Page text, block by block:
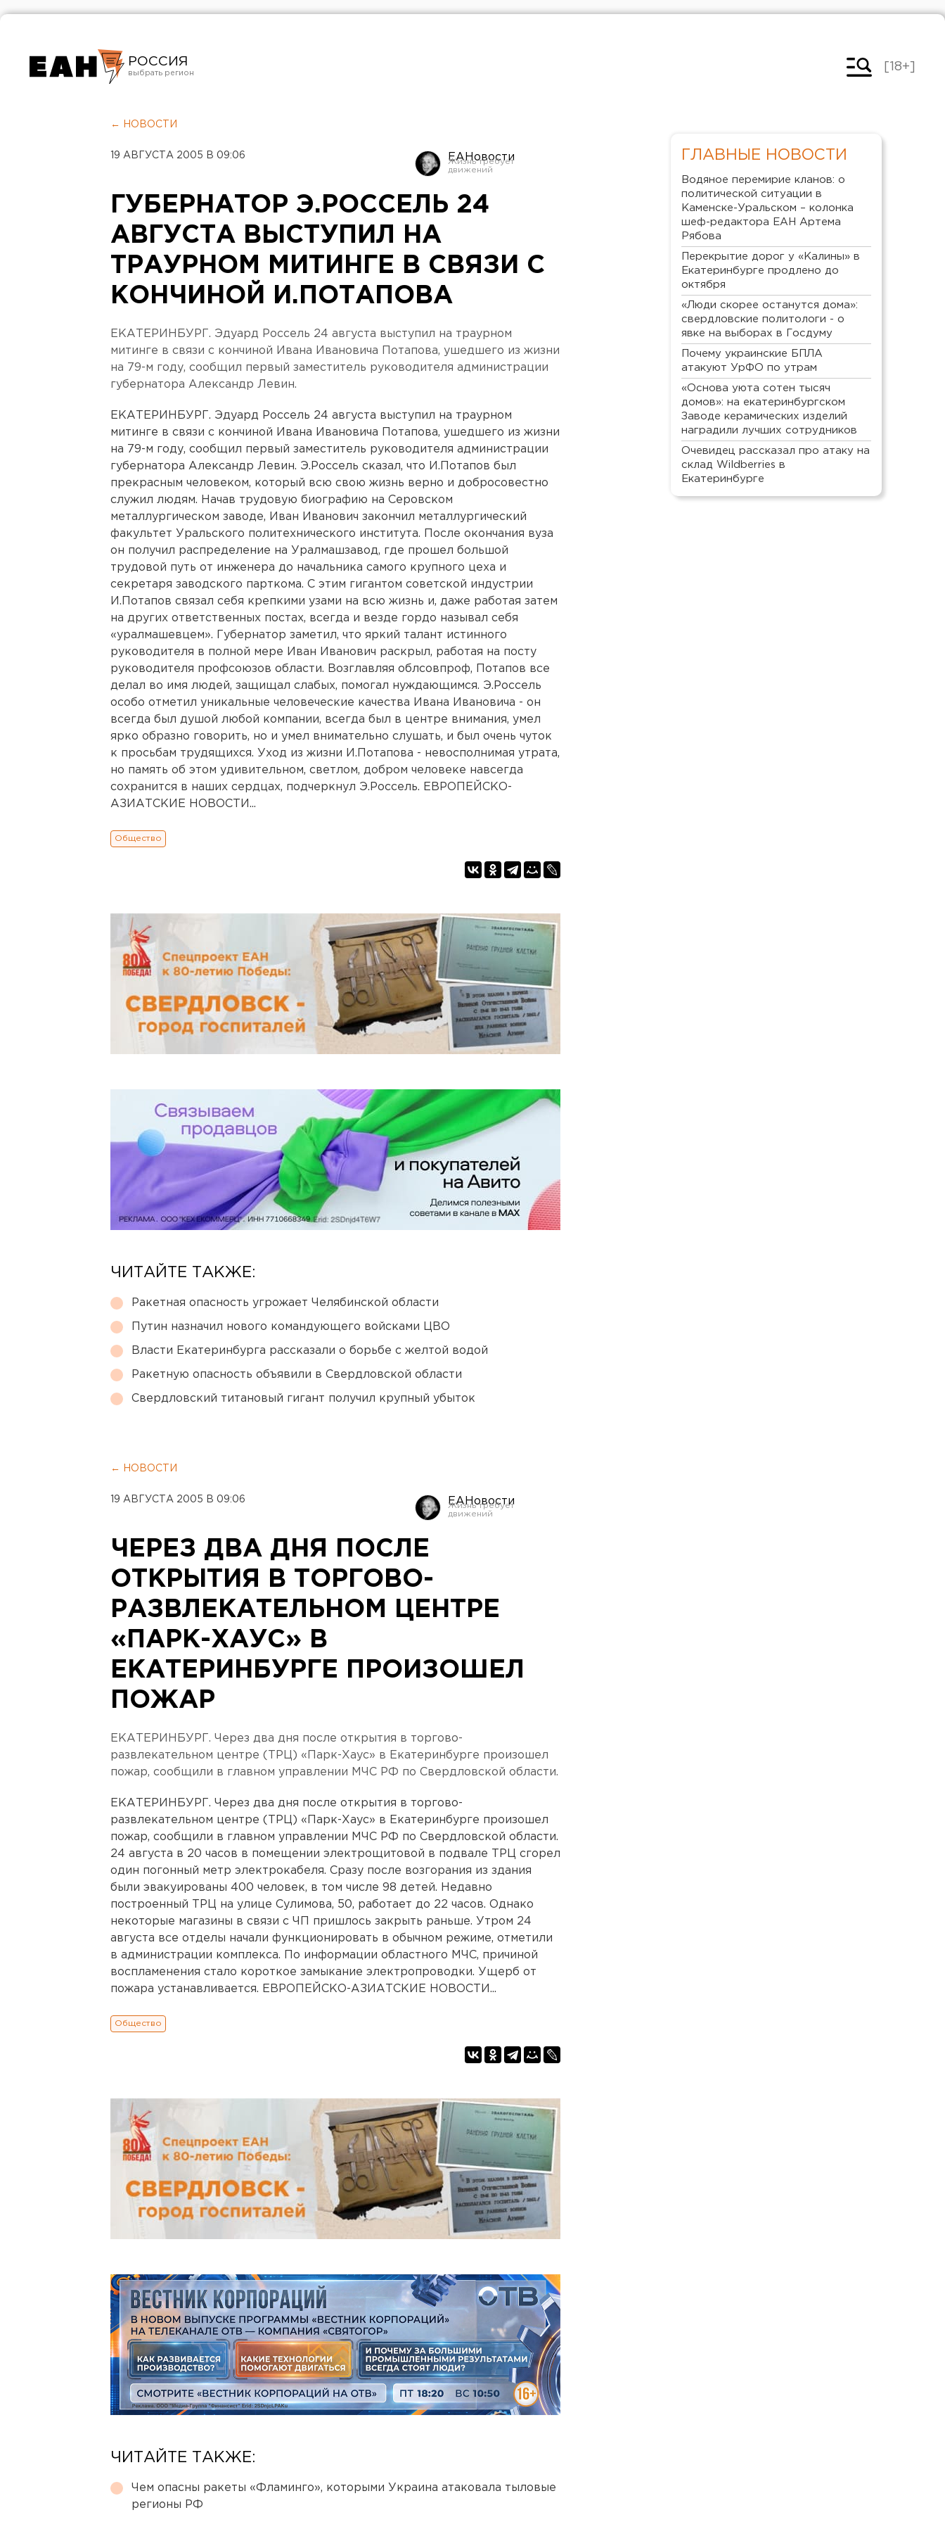
РОССИЯ
Челябинск
[18+]
← НОВОСТИ
19 АВГУСТА 2005 В 09:06 ЕАНовости
ГУБЕРНАТОР Э.РОССЕЛЬ 24
АВГУСТА ВЫСТУПИЛ НА
ТРАУРНОМ МИТИНГЕ В СВЯЗИ С
КОНЧИНОЙ И.ПОТАПОВА
ЕКАТЕРИНБУРГ. Эдуард Россель 24 августа выступил на траурном
митинге в связи с кончиной Ивана Ивановича Потапова, ушедшего из жизни
на 79-м году, сообщил первый заместитель руководителя администрации
губернатора Александр Левин.
ЕКАТЕРИНБУРГ. Эдуард Россель 24 августа выступил на траурном
митинге в связи с кончиной Ивана Ивановича Потапова, ушедшего из жизни
на 79-м году, сообщил первый заместитель руководителя администрации
губернатора Александр Левин. Э.Россель сказал, что И.Потапов был
прекрасным человеком, который всю свою жизнь верно и добросовестно
служил людям. Начав трудовую биографию на Серовском
металлургическом заводе, Иван Иванович закончил металлургический
факультет Уральского политехнического института. После окончания вуза
он получил распределение на Уралмашзавод, где прошел большой
трудовой путь от инженера до начальника самого крупного цеха и
секретаря заводского парткома. С этим гигантом советской индустрии
И.Потапов связал себя крепкими узами на всю жизнь и, даже работая затем
на других ответственных постах, всегда и везде гордо называл себя
«уралмашевцем». Губернатор заметил, что яркий талант истинного
руководителя в полной мере Иван Иванович раскрыл, работая на посту
руководителя профсоюзов области. Возглавляя облсовпроф, Потапов все
делал во имя людей, защищал слабых, помогал нуждающимся. Э.Россель
особо отметил уникальные человеческие качества Ивана Ивановича - он
всегда был душой любой компании, всегда был в центре внимания, умел
ярко образно говорить, но и умел внимательно слушать, и был очень чуток
к просьбам трудящихся. Уход из жизни И.Потапова - невосполнимая утрата,
но память об этом удивительном, светлом, добром человеке навсегда
сохранится в наших сердцах, подчеркнул Э.Россель. ЕВРОПЕЙСКО-
АЗИАТСКИЕ НОВОСТИ...
Общество
ЧИТАЙТЕ ТАКЖЕ:
Ракетная опасность угрожает Челябинской области
Путин назначил нового командующего войсками ЦВО
Власти Екатеринбурга рассказали о борьбе с желтой водой
Ракетную опасность объявили в Свердловской области
Свердловский титановый гигант получил крупный убыток
← НОВОСТИ
19 АВГУСТА 2005 В 09:06 ЕАНовости
ЧЕРЕЗ ДВА ДНЯ ПОСЛЕ
ОТКРЫТИЯ В ТОРГОВО-
РАЗВЛЕКАТЕЛЬНОМ ЦЕНТРЕ
«ПАРК-ХАУС» В
ЕКАТЕРИНБУРГЕ ПРОИЗОШЕЛ
ПОЖАР
ЕКАТЕРИНБУРГ. Через два дня после открытия в торгово-
развлекательном центре (ТРЦ) «Парк-Хаус» в Екатеринбурге произошел
пожар, сообщили в главном управлении МЧС РФ по Свердловской области.
ЕКАТЕРИНБУРГ. Через два дня после открытия в торгово-
развлекательном центре (ТРЦ) «Парк-Хаус» в Екатеринбурге произошел
пожар, сообщили в главном управлении МЧС РФ по Свердловской области.
24 августа в 20 часов в помещении электрощитовой в подвале ТРЦ сгорел
один погонный метр электрокабеля. Сразу после возгорания из здания
были эвакуированы 400 человек, в том числе 98 детей. Недавно
построенный ТРЦ на улице Сулимова, 50, работает до 22 часов. Однако
некоторые магазины в связи с ЧП пришлось закрыть раньше. Утром 24
августа все отделы начали функционировать в обычном режиме, отметили
в администрации комплекса. По информации областного МЧС, причиной
воспламенения стало короткое замыкание электропроводки. Ущерб от
пожара устанавливается. ЕВРОПЕЙСКО-АЗИАТСКИЕ НОВОСТИ...
Общество
ЧИТАЙТЕ ТАКЖЕ:
Чем опасны ракеты «Фламинго», которыми Украина атаковала тыловые
регионы РФ
ГЛАВНЫЕ НОВОСТИ
Водяное перемирие кланов: о
политической ситуации в
Каменске-Уральском – колонка
шеф-редактора ЕАН Артема
Рябова
Перекрытие дорог у «Калины» в
Екатеринбурге продлено до
октября
«Люди скорее останутся дома»:
свердловские политологи - о
явке на выборах в Госдуму
Почему украинские БПЛА
атакуют УрФО по утрам
«Основа уюта сотен тысяч
домов»: на екатеринбургском
Заводе керамических изделий
наградили лучших сотрудников
Очевидец рассказал про атаку на
склад Wildberries в
Екатеринбурге